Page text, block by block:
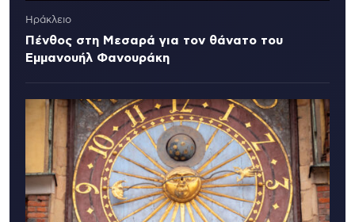
Ηράκλειο
Πένθος στη Μεσαρά για τον θάνατο του
Εμμανουήλ Φανουράκη